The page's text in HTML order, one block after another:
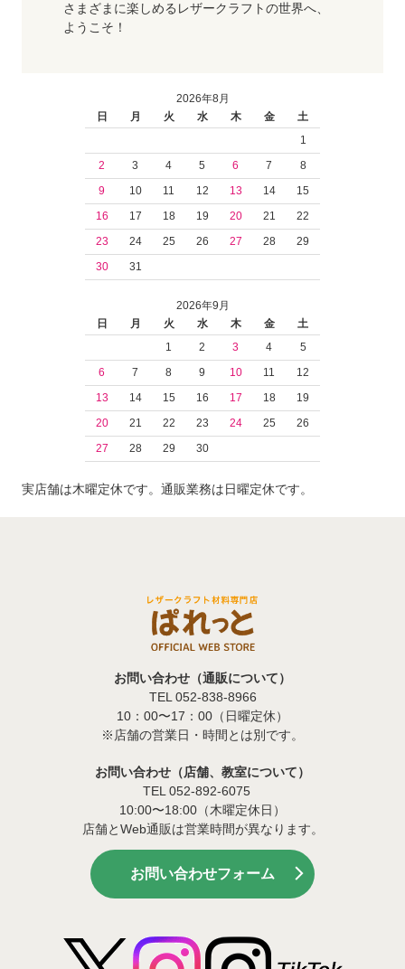
さまざまに楽しめるレザークラフトの世界へ、
ようこそ！
2026年8月
日
月 火 水 木 金
土
1
2
3 4 5 6 7
8
9
10 11 12 13 14
15
16
17 18 19 20 21
22
23
24 25 26 27 28
29
30
31
2026年9月
日
月 火 水 木 金
土
1
2 3 4
5
6
7 8 9 10 11
12
13
14 15 16 17 18
19
20
21 22 23 24 25
26
27
28 29 30
実店舗は木曜定休です。通販業務は日曜定休です。
お問い合わせ（通販について）
TEL 052-838-8966
10：00〜17：00（日曜定休）
※店舗の営業日・時間とは別です。
お問い合わせ（店舗、教室について）
TEL 052-892-6075
10:00〜18:00（木曜定休日）
店舗とWeb通販は営業時間が異なります。
お問い合わせフォーム